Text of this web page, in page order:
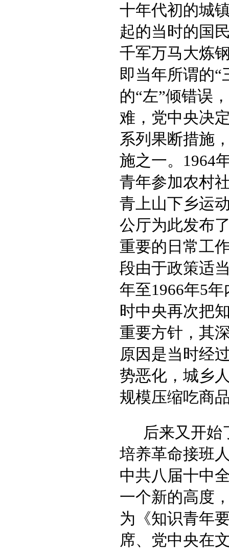
十年代初的城
起的当时的国
千军万马大炼
即当年所谓的“
的“左”倾错误
难，党中央决
系列果断措施
施之一。1964
青年参加农村
青上山下乡运
公厅为此发布
重要的日常工
段由于政策适
年至1966年5
时中央再次把
重要方针，其
原因是当时经
势恶化，城乡
规模压缩吃商
后来又开始
培养革命接班
中共八届十中
一个新的高度
为《知识青年
席、党中央在